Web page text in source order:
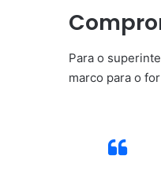
Para o
marco para o